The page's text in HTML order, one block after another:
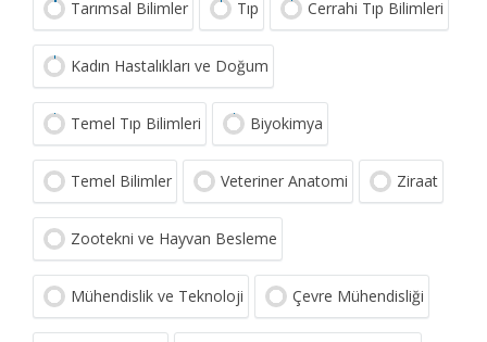
Tarımsal Bilimler Tıp Cerrahi Tıp Bilimleri
Kadın Hastalıkları ve Doğum
Temel Tıp Bilimleri Biyokimya
Temel Bilimler Veteriner Anatomi Ziraat
Zootekni ve Hayvan Besleme
Mühendislik ve Teknoloji Çevre Mühendisliği